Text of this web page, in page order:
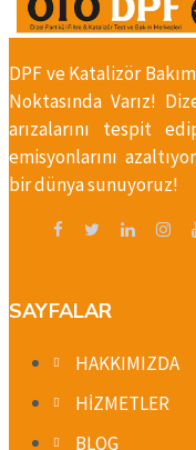
DPF ve Katalizör
Noktasında Varız!
arızalarını tespit
emisyonlarını
bir dünya sunuyoruz!
SAYFALAR
HAKKIMIZDA
HİZMETLER
BLOG